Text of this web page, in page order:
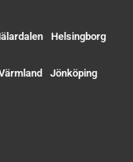
Helsingborg
Jönköping